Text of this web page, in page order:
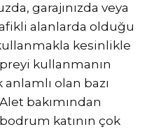
garajınızda veya
alanlarda olduğu
kesinlikle
kullanmanın
anlamlı olan bazı
bakımından
katının çok